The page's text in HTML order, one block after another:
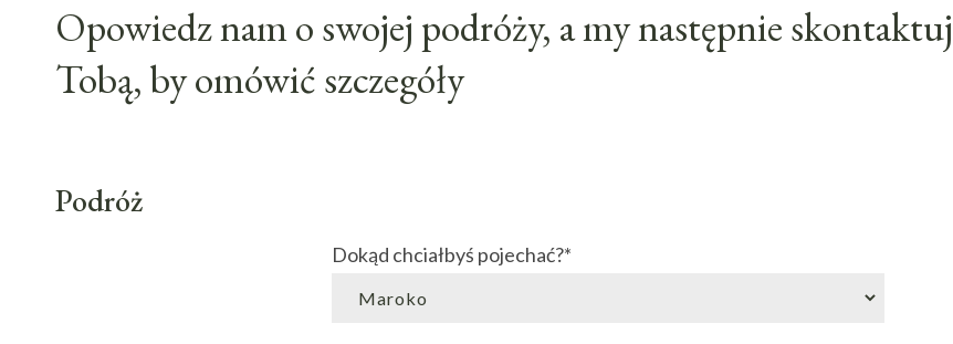
Opowiedz nam o swojej podróży, a my następnie
Tobą, by omówić szczegóły
Podróż
Dokąd chciałbyś pojechać?*